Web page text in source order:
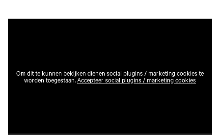
Om dit te kunnen bekijken dienen social plugins / marketing cookies te
worden toegestaan.Accepteer social plugins / marketing cookies